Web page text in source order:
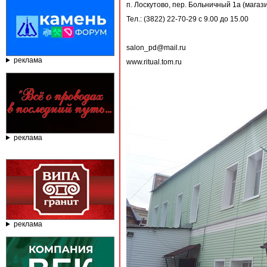
реклама
реклама
реклама
п. Лоскутово, пер. Больничный 1а
Тел.: (3822) 22-70-29 с 9.00 до 15.00
salon_pd@mail.ru
www.ritual.tom.ru